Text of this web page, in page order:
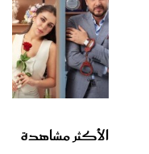
الأكثر مشاهدة